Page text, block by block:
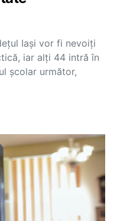
Iași vor fi nevoiți
iar alți 44 intră în
școlar următor,